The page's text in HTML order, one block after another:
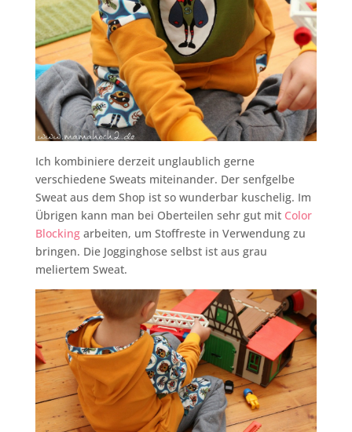
Ich kombiniere derzeit unglaublich gerne
verschiedene Sweats miteinander. Der senfgelbe
Sweat aus dem Shop ist so wunderbar kuschelig. Im
Übrigen kann man bei Oberteilen sehr gut mit Color
Blocking arbeiten, um Stoffreste in Verwendung zu
bringen. Die Jogginghose selbst ist aus grau
meliertem Sweat.